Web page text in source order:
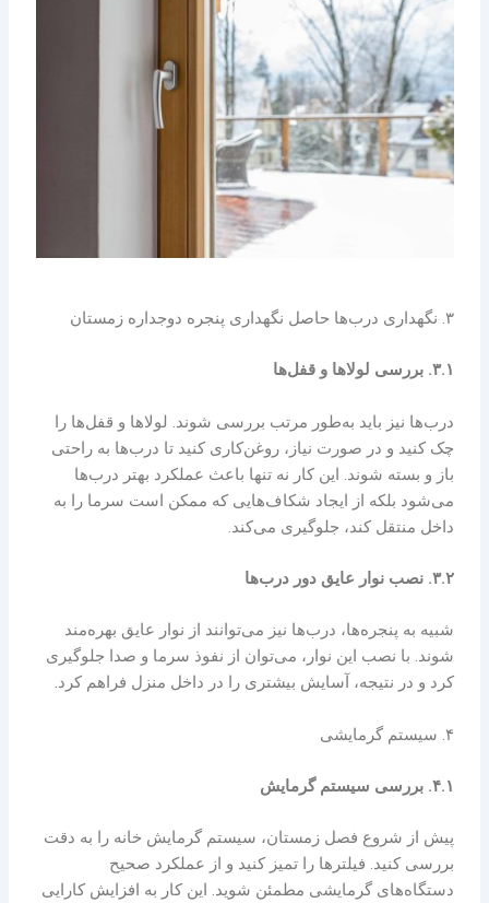
۳. نگهداری درب‌ها حاصل نگهداری پنجره دوجداره زمستان
۳.۱. بررسی لولاها و قفل‌ها
درب‌ها نیز باید به‌طور مرتب بررسی شوند. لولاها و قفل‌ها را
چک کنید و در صورت نیاز، روغن‌کاری کنید تا درب‌ها به راحتی
باز و بسته شوند. این کار نه تنها باعث عملکرد بهتر درب‌ها
می‌شود بلکه از ایجاد شکاف‌هایی که ممکن است سرما را به
داخل منتقل کند، جلوگیری می‌کند.
۳.۲. نصب نوار عایق دور درب‌ها
شبیه به پنجره‌ها، درب‌ها نیز می‌توانند از نوار عایق بهره‌مند
شوند. با نصب این نوار، می‌توان از نفوذ سرما و صدا جلوگیری
کرد و در نتیجه، آسایش بیشتری را در داخل منزل فراهم کرد.
۴. سیستم گرمایشی
۴.۱. بررسی سیستم گرمایش
پیش از شروع فصل زمستان، سیستم گرمایش خانه را به دقت
بررسی کنید. فیلترها را تمیز کنید و از عملکرد صحیح
دستگاه‌های گرمایشی مطمئن شوید. این کار به افزایش کارایی